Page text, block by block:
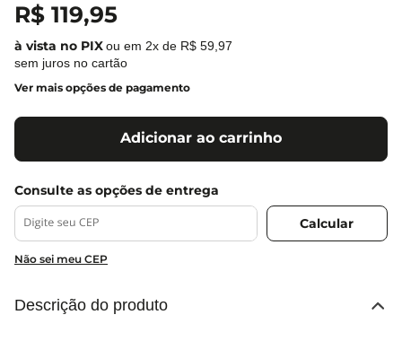
R$ 119,95
ou em 2x de R$ 59 97
sem juros no cartão
Ver mais opções de pagamento
Adicionar ao carrinho
Não sei meu CEP
Descrição do produto